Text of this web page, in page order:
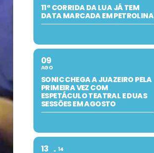
11ª CORRIDA DA LUA JÁ TEM
DATA MARCADA EM PETROLINA
09
AGO
SONIC CHEGA A JUAZEIRO PELA
PRIMEIRA VEZ COM
ESPETÁCULO TEATRAL E DUAS
SESSÕES EM AGOSTO
13 14